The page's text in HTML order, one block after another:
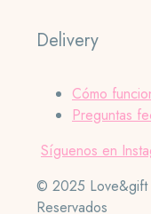
Delivery
Cómo
Preguntas
Síguenos en
© 2025 Love&gift
Reservados